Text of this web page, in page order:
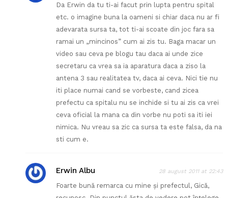
Da Erwin da tu ti-ai facut prin lupta pentru spital
etc. o imagine buna la oameni si chiar daca nu ar fi
adevarata sursa ta, tot ti-ai scoate din joc fara sa
ramai un „mincinos” cum ai zis tu. Baga macar un
video sau ceva pe blogu tau daca ai unde zice
secretaru ca vrea sa ia aparatura daca a ziso la
antena 3 sau realitatea tv, daca ai ceva. Nici tie nu
iti place numai cand se vorbeste, cand zicea
prefectu ca spitalu nu se inchide si tu ai zis ca vrei
ceva oficial la mana ca din vorbe nu poti sa iti iei
nimica. Nu vreau sa zic ca sursa ta este falsa, da na
sti cum e.
Erwin Albu 28 august 2011 at 22:43
Foarte bună remarca cu mine şi prefectul, Gică,